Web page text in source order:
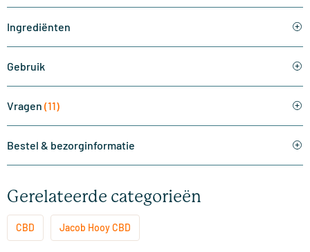
Ingrediënten
Gebruik
Vragen (11)
Bestel & bezorginformatie
Gerelateerde categorieën
CBD Jacob Hooy CBD